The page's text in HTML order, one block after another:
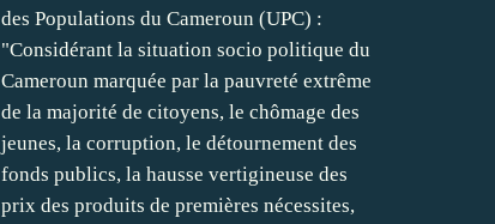
des Populations du Cameroun (UPC) :
"Considérant la situation socio politique du
Cameroun marquée par la pauvreté extrême
de la majorité de citoyens, le chômage des
jeunes, la corruption, le détournement des
fonds publics, la hausse vertigineuse des
prix des produits de premières nécessites,